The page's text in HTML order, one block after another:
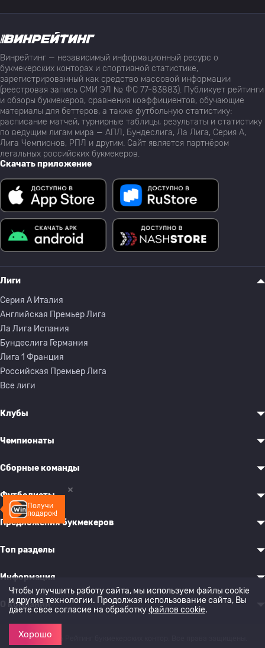
Получи
подарок!
Винрейтинг — независимый информационный ресурс о
букмекерских конторах и спортивной статистике,
зарегистрированный как средство массовой информации
(реестровая запись СМИ ЭЛ № ФС 77-83883). Публикует рейтинги
и обзоры букмекеров, сравнения коэффициентов, обучающие
материалы для беттеров, а также футбольную статистику:
расписание матчей, турнирные таблицы, результаты и статистику
по ведущим лигам мира — АПЛ, Бундеслига, Ла Лига, Серия А,
Лига Чемпионов, РПЛ и другим. Сайт является партнёром
легальных российских букмекеров.
Скачать приложение
Лиги
Серия A Италия
Английская Премьер Лига
Ла Лига Испания
Бундеслига Германия
Лига 1 Франция
Российская Премьер Лига
Все лиги
Клубы
Чемпионаты
Сборные команды
Футболисты
Предложения букмекеров
Топ разделы
Информация
О компании
© 2022-2026 Рейтинг букмекерских контор. Все права защищены.
Чтобы улучшить работу сайта, мы используем файлы cookie
и другие технологии. Продолжая использование сайта, Вы
даете свое согласие на обработкуфайлов cookie.
Хорошо